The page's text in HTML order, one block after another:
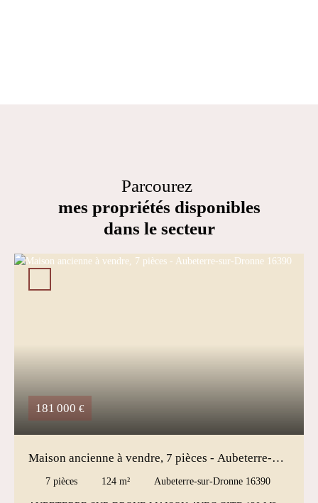
Parcourez
mes propriétés disponibles
dans le secteur
181 000 €
Maison ancienne à vendre, 7 pièces - Aubeterre-
sur-Dronne 16390
7 pièces 124 m² Aubeterre-sur-Dronne 16390